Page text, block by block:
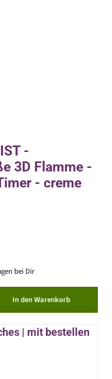
-
3D Flamme -
- creme
bei Dir
In den Warenkorb
| mit bestellen